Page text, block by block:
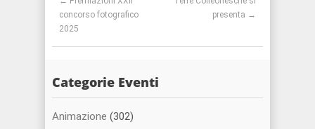
concorso fotografico
2025
presenta →
Categorie Eventi
Animazione (302)